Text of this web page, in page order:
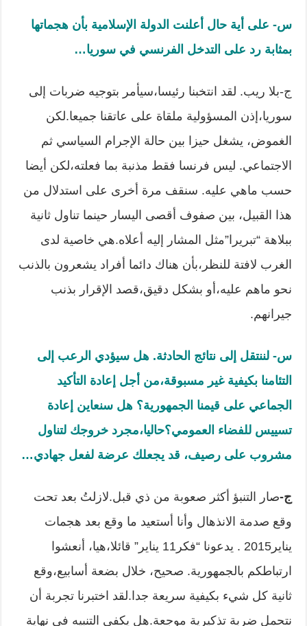
س- على أية حال أعلنت الدولة الإسلامية بأن هجماتها
بمثابة رد على التدخل الفرنسي في سوريا…
ج-بلا ريب. لقد انتخبنا رئيسا،سيأمر بتوجيه ضربات إلى
سوريا،إذن المسؤولية ملقاة على عاتقنا جميعا.لكن
الغموض، يشغل حيزا بين حالة الإجرام السياسي ثم
الاجتماعي. ليس فرنسا فقط مذنبة بما فعلته،لكن أيضا
حسب ماهي عليه. سنقف مرة أخرى على استدلال من
هذا القبيل، بين صفوف أقصى اليسار حينما تناول ثانية
ببلاهة “تبريرا”مثل المشار إليه أعلاه.هي خاصية لدى
الغرب لافتة للنظر،بأن هناك دائما أفراد يشعرون بالذنب
نحو ماهم عليه،أو بشكل دقيق،قصد الإقرار بذنب
جيرانهم.
س- لننتقل إلى نتائج الحادثة. هل سيؤدي الرعب إلى
التئامنا بكيفية غير مسبوقة،من أجل إعادة التأكيد
الجماعي على قيمنا الجمهورية؟ هل سنعاين إعادة
تسييس للفضاء العمومي؟حاليا،مجرد خروجك لتناول
مشروب على رصيف، قد يجعلك عرضة لفعل جهادي…
ج-صار التنبؤ أكثر صعوبة من ذي قبل.لازلتُ بعد تحت
وقع صدمة الانذهال وأنا أستعيد ما وقع بعد هجمات
يناير2015 . يدعونا “فكر11 يناير” قائلا،هيا، أنعشوا
ارتباطكم بالجمهورية. صحيح، خلال بضعة أسابيع،وقع
ثانية كل شيء بكيفية سريعة جدا.لقد اختبرنا تجربة أن
نتحمل ضربة تذكيرية موجعة.هل يكفي التنبيه في نهاية